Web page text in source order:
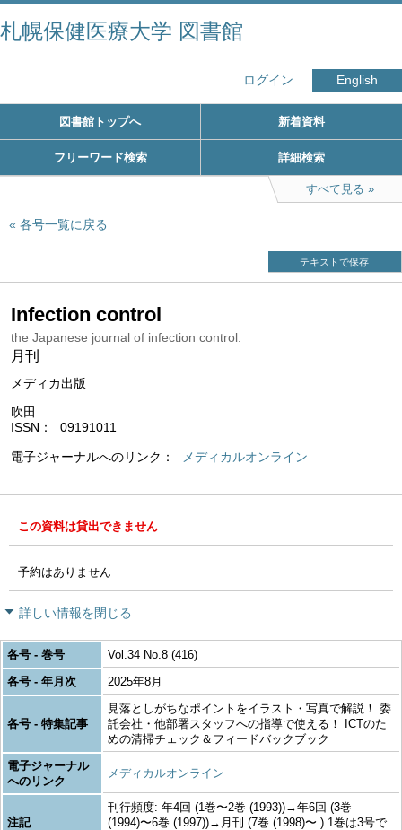
札幌保健医療大学 図書館
ログイン English
図書館トップへ 新着資料
フリーワード検索 詳細検索
すべて見る
各号一覧に戻る
テキストで保存
Infection control
the Japanese journal of infection control.
月刊
メディカ出版
吹田
ISSN
09191011
電子ジャーナルへのリンク メディカルオンライン
この資料は貸出できません
予約はありません
詳しい情報を閉じる
各号 - 巻号
Vol.34 No.8 (416)
各号 - 年月次
2025年8月
各号 - 特集記事
見落としがちなポイントをイラスト・写真で解説！ 委
託会社・他部署スタッフへの指導で使える！ ICTのた
めの清掃チェック＆フィードバックブック
電子ジャーナル
へのリンク
メディカルオンライン
注記
刊行頻度: 年4回 (1巻〜2巻 (1993))→年6回 (3巻
(1994)〜6巻 (1997))→月刊 (7巻 (1998)〜 ) 1巻は3号で